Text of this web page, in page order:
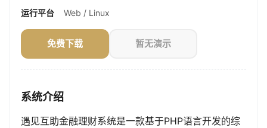
运行平台
Web / Linux
免费下载 暂无演示
系统介绍
遇见互助金融理财系统是一款基于PHP语言开发的综